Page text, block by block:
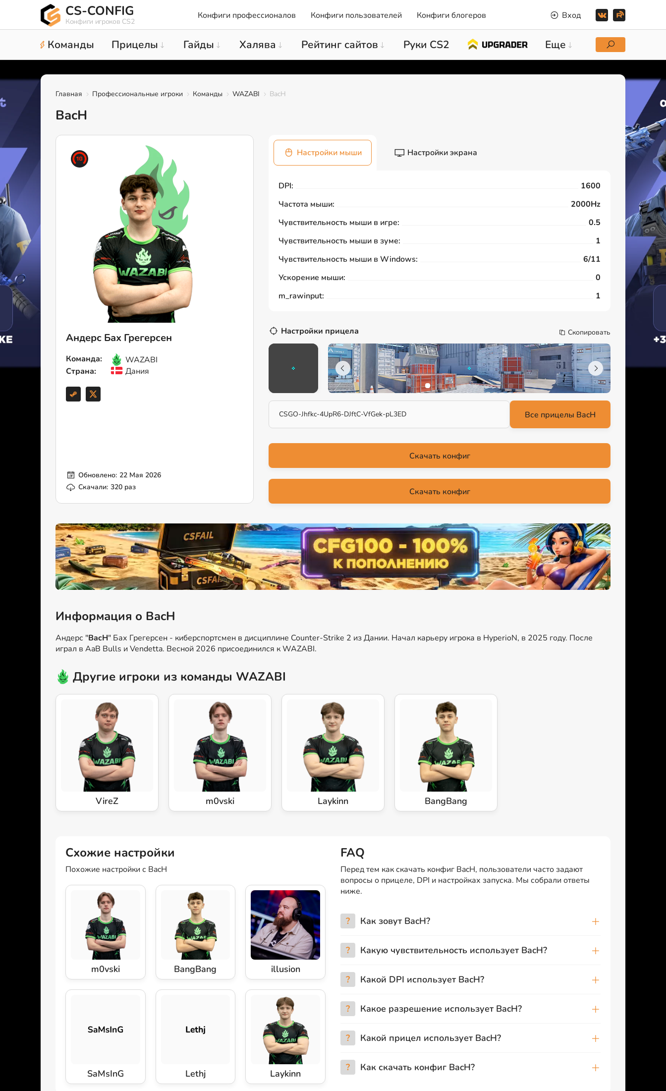
CS-CONFIG
Конфиги игроков CS2
Конфиги профессионалов Конфиги пользователей Конфиги блогеров Вход
Команды Прицелы Гайды Халява Рейтинг сайтов Руки CS2 Еще
Главная Профессиональные игроки Команды WAZABI BacH
BacH
Андерс Бах Грегерсен
Команда:
WAZABI
Страна:
Дания
Обновлено: 22 Мая 2026
Скачали: 320 раз
Настройки мыши Настройки экрана
DPI:
1600
Частота мыши:
2000Hz
Чувствительность мыши в игре:
0.5
Чувствительность мыши в зуме:
1
Чувствительность мыши в Windows:
6/11
Ускорение мыши:
0
m_rawinput:
1
Настройки прицела Скопировать
CSGO-Jhfkc-4UpR6-DJftC-VfGek-pL3ED
Скачать конфиг
Скачать конфиг
Информация о BacH
Андерс "BacH" Бах Грегерсен - киберспортсмен в дисциплине Counter-Strike 2 из Дании. Начал карьеру игрока в HyperioN, в 2025 году. После
играл в AaB Bulls и Vendetta. Весной 2026 присоединился к WAZABI.
Другие игроки из команды WAZABI
VireZ m0vski Laykinn BangBang
Схожие настройки
Похожие настройки с BacH
m0vski BangBang illusion
SaMsInG Lethj Laykinn
FAQ
Перед тем как скачать конфиг BacH, пользователи часто задают
вопросы о прицеле, DPI и настройках запуска. Мы собрали ответы
ниже.
? Как зовут BacH?
? Какую чувствительность использует BacH?
? Какой DPI использует BacH?
? Какое разрешение использует BacH?
? Какой прицел использует BacH?
? Как скачать конфиг BacH?